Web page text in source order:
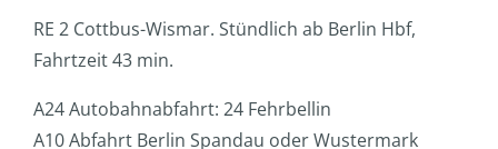
RE 2 Cottbus-Wismar. Stündlich ab Berlin Hbf,
Fahrtzeit 43 min.
A24 Autobahnabfahrt: 24 Fehrbellin
A10 Abfahrt Berlin Spandau oder Wustermark